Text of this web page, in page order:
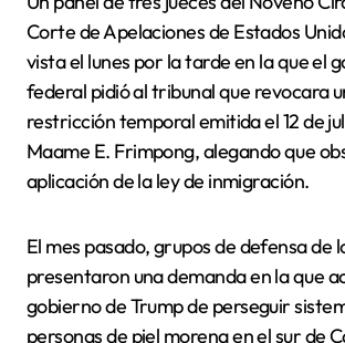
Corte de Apelaciones de Estados
vista el lunes por la tarde en la que el
federal pidió al tribunal que revocara
restricción temporal emitida el 12 de
Maame E. Frimpong, alegando que
aplicación de la ley de inmigración.
El mes pasado, grupos de defensa de
presentaron una demanda en la que
gobierno de Trump de perseguir
personas de piel morena en el sur de